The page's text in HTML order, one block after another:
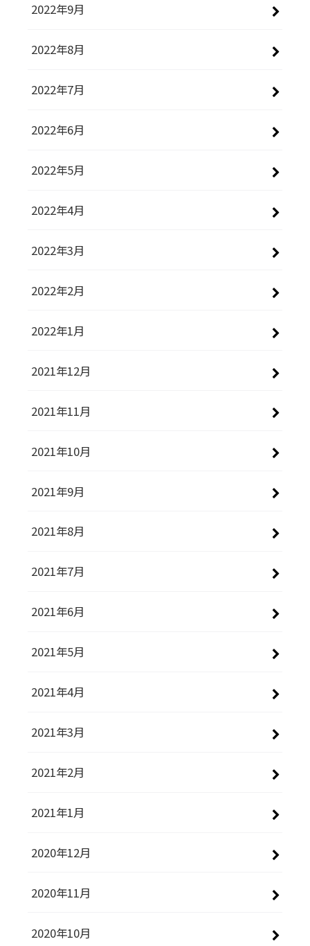
2022年9月
2022年8月
2022年7月
2022年6月
2022年5月
2022年4月
2022年3月
2022年2月
2022年1月
2021年12月
2021年11月
2021年10月
2021年9月
2021年8月
2021年7月
2021年6月
2021年5月
2021年4月
2021年3月
2021年2月
2021年1月
2020年12月
2020年11月
2020年10月